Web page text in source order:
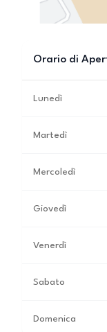
Orario di
Lunedì
Martedì
Mercoledì
Giovedì
Venerdì
Sabato
Domenica